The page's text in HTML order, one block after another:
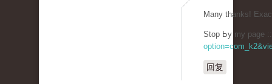
Many thаnks!
Stop Ьy my page
回复